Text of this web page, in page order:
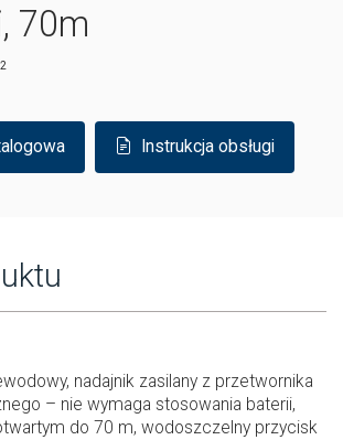
70m
Instrukcja obsługi
nadajnik zasilany z przetwornika
– nie wymaga stosowania baterii,
do 70 m, wodoszczelny przycisk